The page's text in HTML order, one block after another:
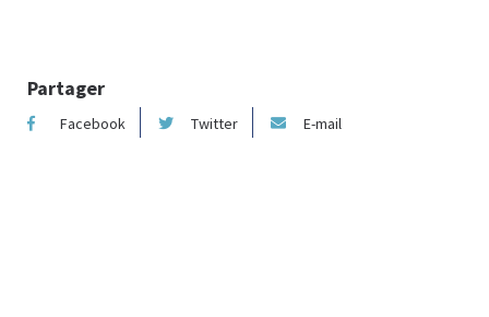
Partager
Facebook Twitter E-mail